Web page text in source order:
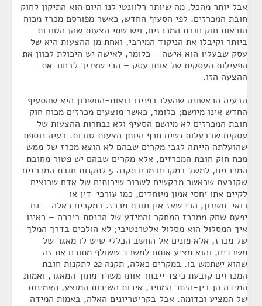
אבל יותר מהכל, מה שיותר רלוונטי לנו היום הוא התיקון לחוק
חובת המכרזים. לפי הסעיף החדש, כאשר מפורסם מכרז מכוח
הוראות חוק חובת המכרזים, ויש שתי הצעות שהן הטובות
ביותר וקיבלו את הניקוד המירבי, ואחת מן ההצעות היא של
עסק שבעליו הוא אישה – כלומר, לאישה יש היכולת לכוון את
הפעילות העסקית של אותו עסק – הרי שצריך לבחור את
ההצעה הזו.
הבעיה הראשונה שהעלו בפנינו רואות-החשבון היא שהסעיף
החדש אינו מיושם; כלומר, כאשר מוצעים מכרזים מכוח חוק
חובת המכרזים לא מיושם הסעיף ולא נבחרות ההצעות של
עסקים שבבעלות נשים חרף היותן הצעות טובות. בעיה נוספת
שהועלתה הייתה לגבי מקרים שבהם לא הוצא מכרז של ממש
מכח חוק חובת המכרזים, אלא מקרים שבהם יש פטור מחובת
המכרזים, למשל במקרים מכח תקנה 5 לתקנות חובת המכרזים
שקובעת שכאשר מבקשים לשכור שירותים של אדם שרוצים
לקיים אתו יחסי אמון מיוחדים, כמו עורכי-דין או
רואי-חשבון, הרי שאז אין חובת מכרז. במקרים כאלה – גם
יפעת שחק ממרכז המחקר והמידע של הכנסת ביררה – ראינו
איך המסלול הוא מסלול אלטרנטיבי; לא הולכים בדרך המלך
של מכרז, אלא פונים אל החשב הכללי שיש לו מאגר של
משרדים, והוא מציע אותם למשרד ששולף מתוכם את זה
שהוא ישתמש בו. במקרים כאלה, תקנה 22 לתקנות חובת
המכרזים קובעת כיצד ייבחר אותו משרד מתוך המאגר, ואמות
המידה הן בין-היתר המחיר, איכות השירות המוצע, האמינות
של המציע וכדומה. אבל בקריטריונים האלה, באמות המידה